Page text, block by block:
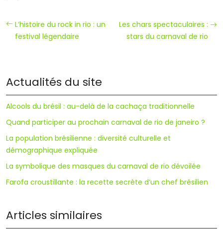
L’histoire du rock in rio : un
festival légendaire
Les chars spectaculaires :
stars du carnaval de rio
Actualités du site
Alcools du brésil : au-delà de la cachaça traditionnelle
Quand participer au prochain carnaval de rio de janeiro ?
La population brésilienne : diversité culturelle et
démographique expliquée
La symbolique des masques du carnaval de rio dévoilée
Farofa croustillante : la recette secrète d’un chef brésilien
Articles similaires